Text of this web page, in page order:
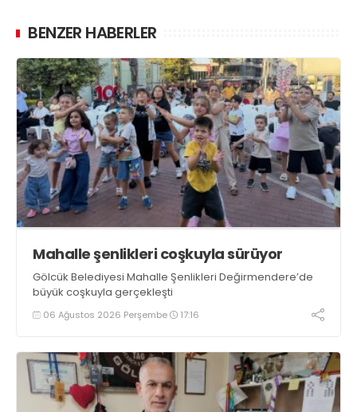
BENZER HABERLER
Mahalle şenlikleri coşkuyla sürüyor
Gölcük Belediyesi Mahalle Şenlikleri Değirmendere’de
büyük coşkuyla gerçekleşti
06 Ağustos 2026 Perşembe 17:16